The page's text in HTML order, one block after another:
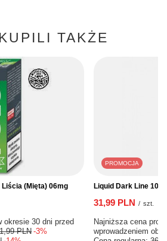
TAKŻE
Liścia (Mięta) 06mg
okresie 30 dni przed
PLN-3%
PROMOCJA
Liquid Dark Line
31,99 PLN / szt.
Najniższa cena
wprowadzeniem